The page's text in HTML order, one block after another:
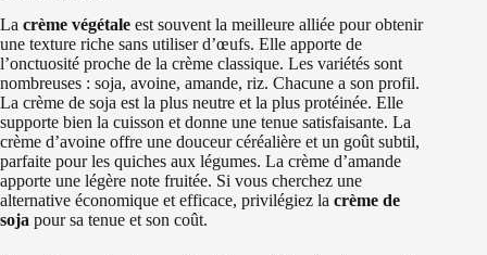
La crème végétale est souvent la meilleure alliée pour obtenir
une texture riche sans utiliser d’œufs. Elle apporte de
l’onctuosité proche de la crème classique. Les variétés sont
nombreuses : soja, avoine, amande, riz. Chacune a son profil.
La crème de soja est la plus neutre et la plus protéinée. Elle
supporte bien la cuisson et donne une tenue satisfaisante. La
crème d’avoine offre une douceur céréalière et un goût subtil,
parfaite pour les quiches aux légumes. La crème d’amande
apporte une légère note fruitée. Si vous cherchez une
alternative économique et efficace, privilégiez la crème de
soja pour sa tenue et son coût.